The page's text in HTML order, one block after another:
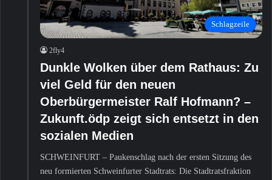
Schlagzeile
2fly4
Dunkle Wolken über dem Rathaus: Zu
viel Geld für den neuen
Oberbürgermeister Ralf Hofmann? –
Zukunft.ödp zeigt sich entsetzt in den
sozialen Medien
SCHWEINFURT – Paukenschlag nach der ersten Sitzung des
neu formierten Schweinfurter Stadtrats: Die Stadtratsfraktion